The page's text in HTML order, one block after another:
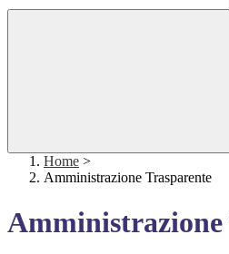
Home >
Amministrazione Trasparente
Amministrazione